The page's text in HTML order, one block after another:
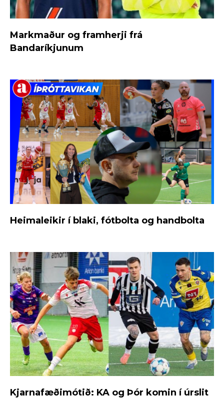
Markmaður og framherji frá
Bandaríkjunum
Heimaleikir í blaki, fótbolta og handbolta
Kjarnafæðimótið: KA og Þór komin í úrslit